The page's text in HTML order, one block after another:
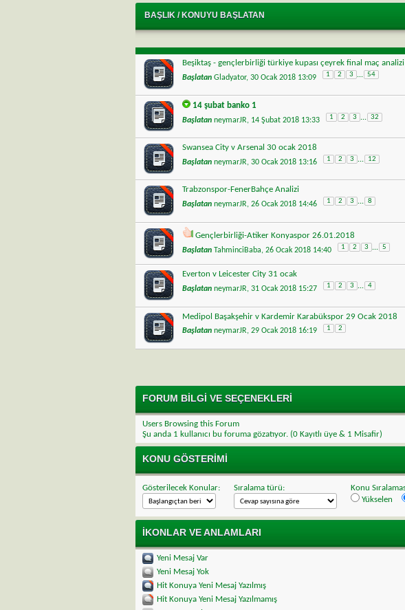
BAŞLIK /KONUYU BAŞLATAN
Beşiktaş - gençlerbirliği türkiye kupası çeyrek final maç analizi
Başlatan Gladyator, 30 Ocak 2018 13:09 1 2 3 ... 54
14 şubat banko 1
Başlatan neymarJR, 14 Şubat 2018 13:33 1 2 3 ... 32
Swansea City v Arsenal 30 ocak 2018
Başlatan neymarJR, 30 Ocak 2018 13:16 1 2 3 ... 12
Trabzonspor-FenerBahçe Analizi
Başlatan neymarJR, 26 Ocak 2018 14:46 1 2 3 ... 8
Gençlerbirliği-Atiker Konyaspor 26.01.2018
Başlatan TahminciBaba, 26 Ocak 2018 14:40 1 2 3 ... 5
Everton v Leicester City 31 ocak
Başlatan neymarJR, 31 Ocak 2018 15:27 1 2 3 ... 4
Medipol Başakşehir v Kardemir Karabükspor 29 Ocak 2018
Başlatan neymarJR, 29 Ocak 2018 16:19 1 2
FORUM BILGI VE SEÇENEKLERI
Users Browsing this Forum
Şu anda 1 kullanıcı bu foruma gözatıyor. (0 Kayıtlı üye & 1 Misafir)
KONU GÖSTERIMI
Gösterilecek Konular: Sıralama türü:
Konu
Yükselen
İKONLAR VE ANLAMLARI
Yeni Mesaj Var
Yeni Mesaj Yok
Hit Konuya Yeni Mesaj Yazılmış
Hit Konuya Yeni Mesaj Yazılmamış